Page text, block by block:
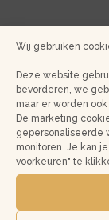
Wij gebruiken
Deze website
bevorderen, we
maar er worden
De marketing
gepersonaliseerde
monitoren. Je kan
voorkeuren" te